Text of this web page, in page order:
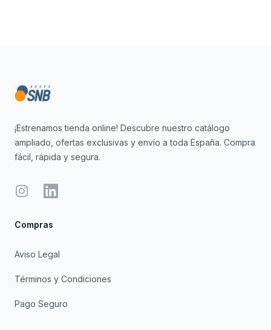
¡Estrenamos tienda online! Descubre nuestro catálogo
ampliado, ofertas exclusivas y envío a toda España. Compra
fácil, rápida y segura.
InstagramLinkedIn
Compras
Aviso Legal
Términos y Condiciones
Pago Seguro